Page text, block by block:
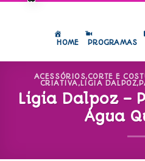
HOME PROGRAMAS
ACESSÓRIOS,CORTE E
CRIATIVA, LIGIA DALPOZ,
Ligia Dalpoz –
Água